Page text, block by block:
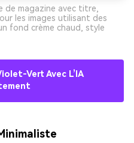
de magazine avec titre,
les images utilisant des
fond crème chaud, style
Vert Avec L’IA